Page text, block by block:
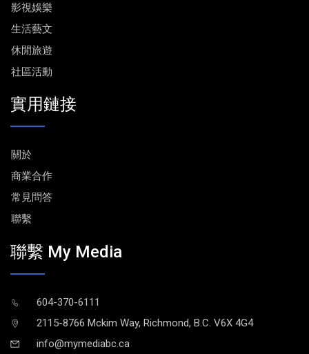
影視娛樂
生活藝文
休閒旅遊
社區活動
實用鏈接
關於
商業合作
常見問答
聯繫
聯繫 My Media
604-370-6111
2115-8766 Mckim Way, Richmond, B.C. V6X 4G4
info@mymediabc.ca